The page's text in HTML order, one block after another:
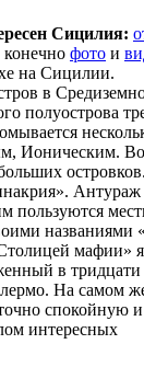
Сицилия:
конечно фото и
на Сицилии.
в
полуострова
Ионическим.
Антураж
пользуются
названиями
мафии»
в тридцати
На самом
спокойную
интересных